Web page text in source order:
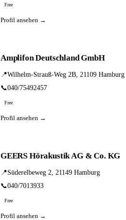
Free
Profil ansehen →
Amplifon Deutschland GmbH
📍Wilhelm-Strauß-Weg 2B, 21109 Hamburg
📞040/75492457
Free
Profil ansehen →
GEERS Hörakustik AG & Co. KG
📍Süderelbeweg 2, 21149 Hamburg
📞040/7013933
Free
Profil ansehen →